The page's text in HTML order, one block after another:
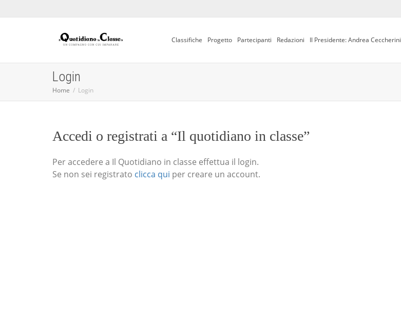
Classifiche Progetto Partecipanti Redazioni Il Presidente: Andrea Ceccherini
Login
Home Login
Accedi o registrati a “Il quotidiano in classe”
Per accedere a Il Quotidiano in classe effettua il login.
Se non sei registrato clicca qui per creare un account.